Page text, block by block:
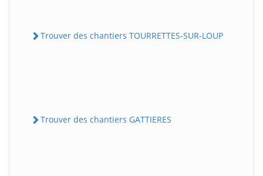
Trouver des chantiers TOURRETTES-SUR-LOUP
Trouver des chantiers GATTIERES